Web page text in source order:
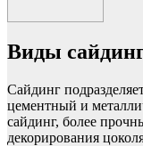
Виды
Сайдинг
цементный и
сайдинг, более
декорирования